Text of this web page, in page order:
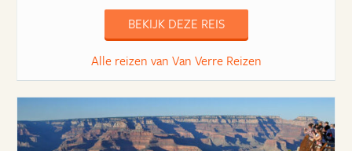
BEKIJK DEZE REIS
Alle reizen van Van Verre Reizen